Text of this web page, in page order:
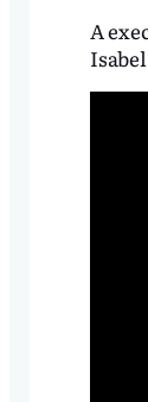
A